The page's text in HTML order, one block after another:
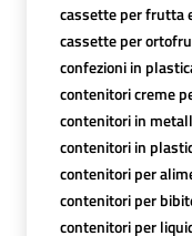
cassette per frutta
cassette per
confezioni in
contenitori creme
contenitori in
contenitori in
contenitori per
contenitori per
contenitori per